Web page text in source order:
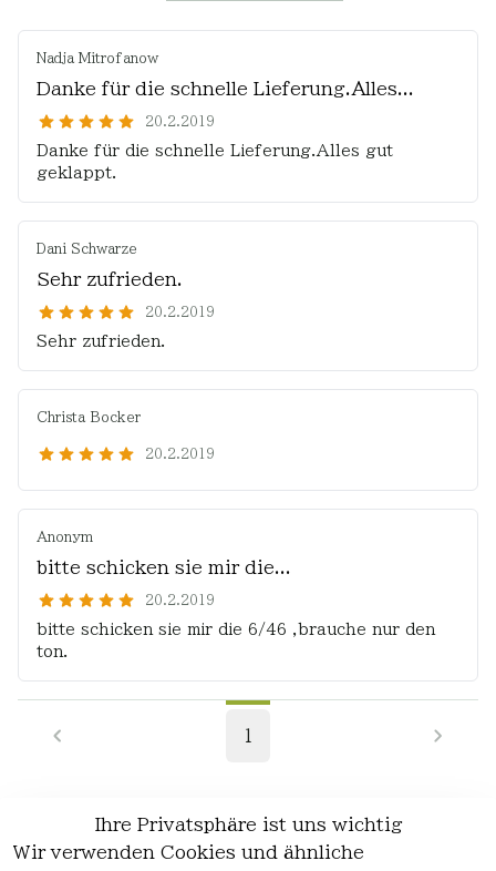
Nadja Mitrofanow
Danke für die schnelle Lieferung.Alles...
20.2.2019
Danke für die schnelle Lieferung.Alles gut
geklappt.
Dani Schwarze
Sehr zufrieden.
20.2.2019
Sehr zufrieden.
Christa Bocker
20.2.2019
Anonym
bitte schicken sie mir die...
20.2.2019
bitte schicken sie mir die 6/46 ,brauche nur den
ton.
1
EU-Verantwortliche Person - klicken Sie
Ihre Privatsphäre ist uns wichtig
Wir verwenden Cookies und ähnliche